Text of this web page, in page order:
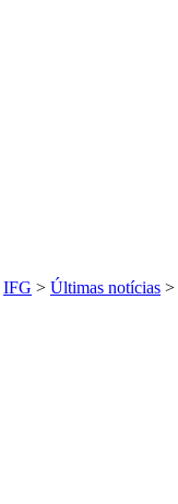
IFG > Últimas notícias >